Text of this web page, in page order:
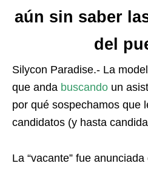
aún sin saber
del
Silycon Paradise.- La
que anda buscando un
por qué sospechamos que
candidatos (y hasta
La “vacante” fue